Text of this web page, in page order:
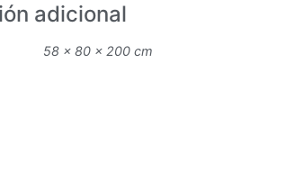
adicional
58 × 80 × 200 cm